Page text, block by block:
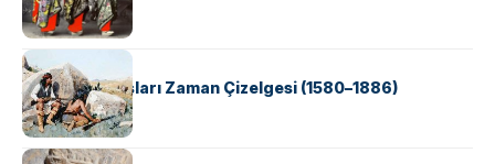
KÜLTÜR
Apache Savaşları Zaman Çizelgesi (1580–1886)
KÜLTÜR